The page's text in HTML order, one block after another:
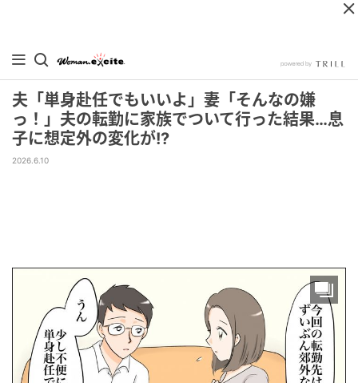
夫「単身赴任でもいいよ」妻「そんなの嫌
っ！」夫の転勤に家族でついて行った結果…息
子に想定外の変化が!?
2026.6.10